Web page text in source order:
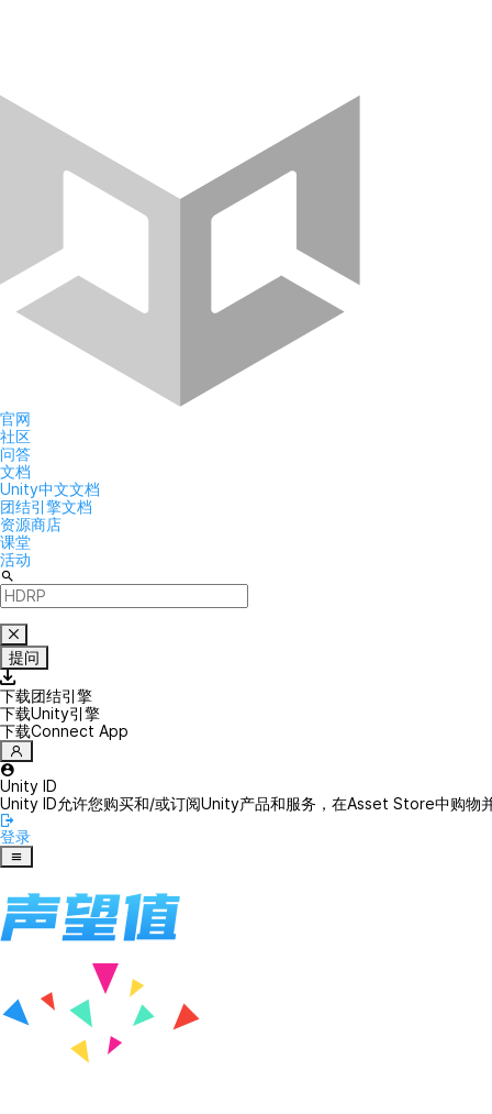
官网
社区
问答
文档
Unity中文文档
团结引擎文档
资源商店
课堂
活动
提问
下载团结引擎
下载Unity引擎
下载Connect App
Unity ID
Unity ID允许您购买和/或订阅Unity产品和服务，在Asset Store中购物
登录